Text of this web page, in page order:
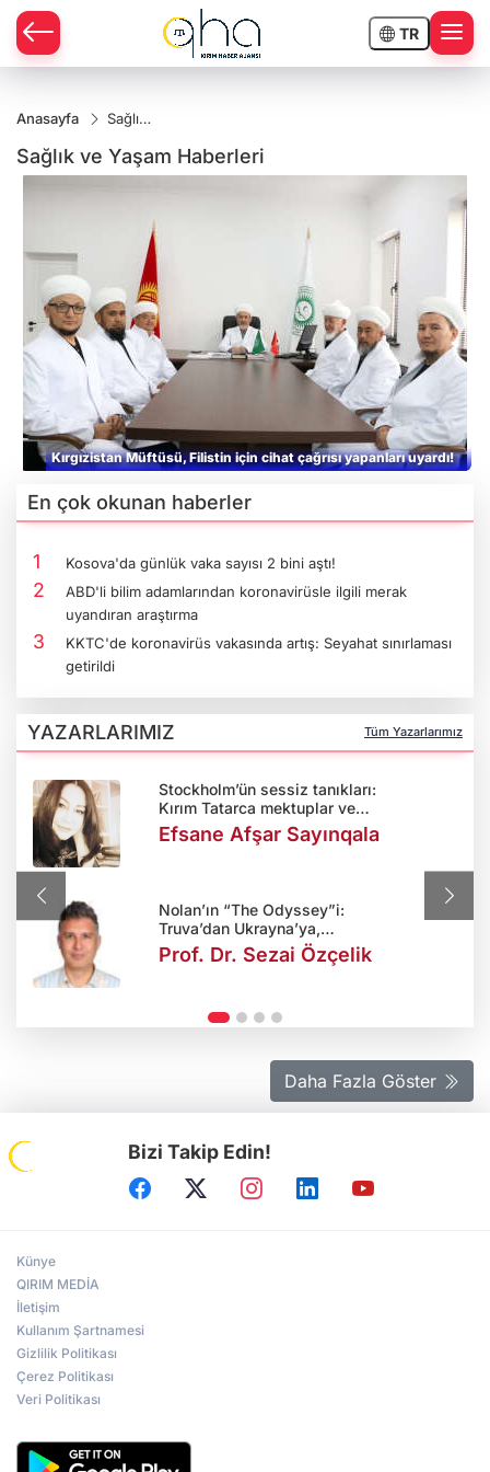
TR
Anasayfa
Sağlık
Yaşam
Sağlık ve Yaşam Haberleri
Kırgızistan Müftüsü, Filistin için cihat çağrısı yapanları uyardı!
En çok okunan haberler
Kosova'da günlük vaka sayısı 2 bini aştı!
ABD'li bilim adamlarından koronavirüsle ilgili merak
uyandıran araştırma
KKTC'de koronavirüs vakasında artış: Seyahat sınırlaması
getirildi
YAZARLARIMIZ Tüm Yazarlarımız
Stockholm’ün sessiz tanıkları:
Kırım Tatarca mektuplar ve
unutulan bir diplomasi hikâyesi
Efsane Afşar Sayınqala
Nolan’ın “The Odyssey”i:
Truva’dan Ukrayna’ya,
İthaka’dan Kırım’a
Prof. Dr. Sezai Özçelik
Daha Fazla Göster
Bizi Takip Edin!
Künye
QIRIM MEDİA
İletişim
Kullanım Şartnamesi
Gizlilik Politikası
Çerez Politikası
Veri Politikası